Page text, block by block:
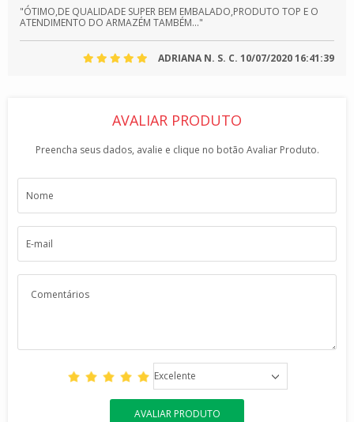
"ÓTIMO,DE QUALIDADE SUPER BEM EMBALADO,PRODUTO TOP E O
ATENDIMENTO DO ARMAZÉM TAMBÉM..."
ADRIANA N. S. C. 10/07/2020 16:41:39
AVALIAR PRODUTO
Preencha seus dados, avalie e clique no botão Avaliar Produto.
Excelente
AVALIAR PRODUTO